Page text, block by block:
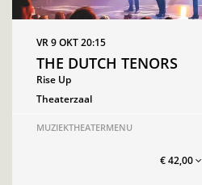
THE DUTCH TENORS
Rise Up
VR 9 OKT20:15
Theaterzaal
MUZIEKTHEATERMENU
€ 42,00